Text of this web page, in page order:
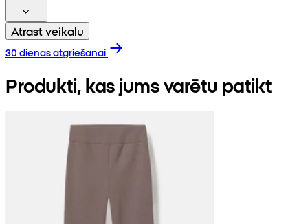
Atrast veikalu
30 dienas atgriešanai
Produkti, kas jums varētu patikt